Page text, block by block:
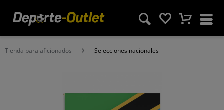
Tienda para aficionados Selecciones nacionales